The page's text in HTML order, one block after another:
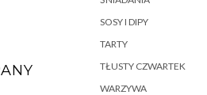
SOSY I DIPY
TARTY
TŁUSTY CZWARTEK
WARZYWA